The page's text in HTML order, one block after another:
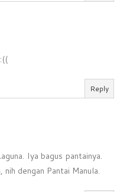
Reply
Iya bagus pantainya.
nih dengan Pantai Manula.